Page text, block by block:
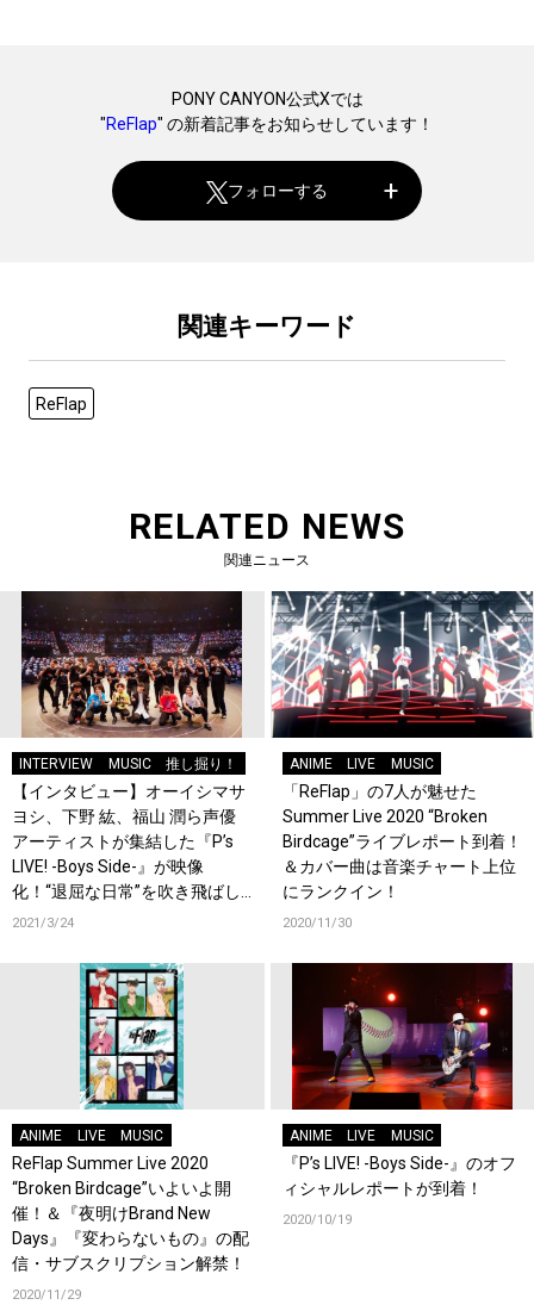
PONY CANYON公式Xでは
"ReFlap" の新着記事をお知らせしています！
フォローする
関連キーワード
ReFlap
RELATED NEWS
関連ニュース
INTERVIEW MUSIC 推し掘り！
【インタビュー】オーイシマサ
ヨシ、下野 紘、福山 潤ら声優
アーティストが集結した『P’s
LIVE! -Boys Side-』が映像
化！“退屈な日常”を吹き飛ばし
たイベントの魅力に迫る!!
2021/3/24
ANIME LIVE MUSIC
「ReFlap」の7人が魅せた
Summer Live 2020 “Broken
Birdcage”ライブレポート到着！
＆カバー曲は音楽チャート上位
にランクイン！
2020/11/30
ANIME LIVE MUSIC
ReFlap Summer Live 2020
“Broken Birdcage”いよいよ開
催！＆『夜明けBrand New
Days』『変わらないもの』の配
信・サブスクリプション解禁！
2020/11/29
ANIME LIVE MUSIC
『P’s LIVE! -Boys Side-』のオフ
ィシャルレポートが到着！
2020/10/19